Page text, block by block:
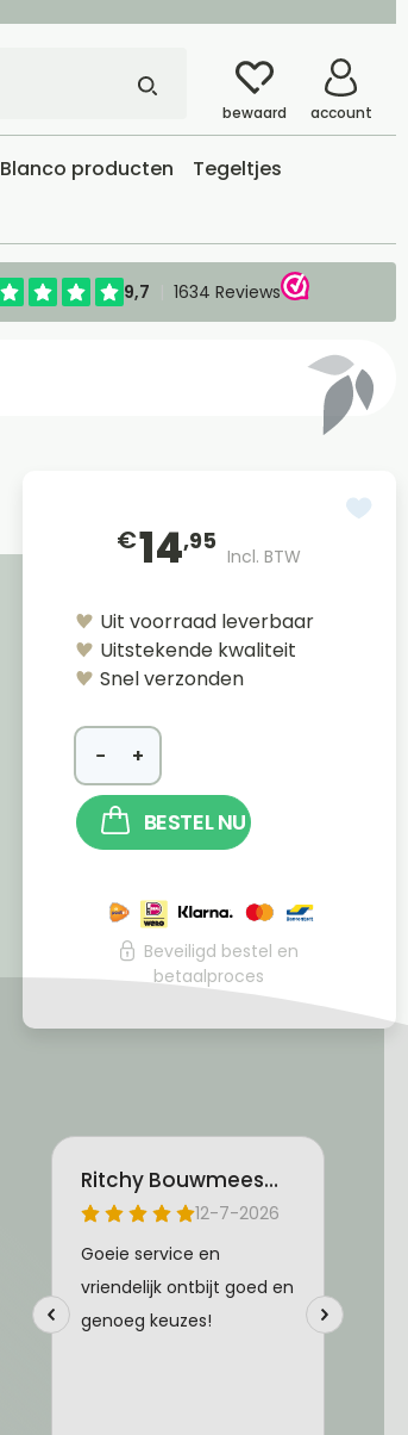
bewaard account
Blanco producten
Tegeltjes
€14,95
Incl. BTW
Uit voorraad leverbaar
Uitstekende kwaliteit
Snel verzonden
− +
BESTEL NU
Beveiligd bestel en
betaalproces